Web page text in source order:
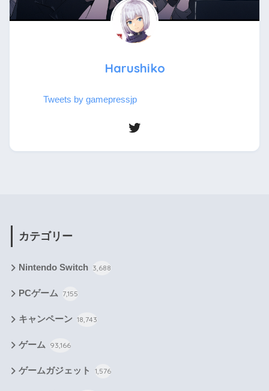
Harushiko
Tweets by gamepressjp
カテゴリー
Nintendo Switch 3,688
PCゲーム 7,155
キャンペーン 18,743
ゲーム 93,166
ゲームガジェット 1,576